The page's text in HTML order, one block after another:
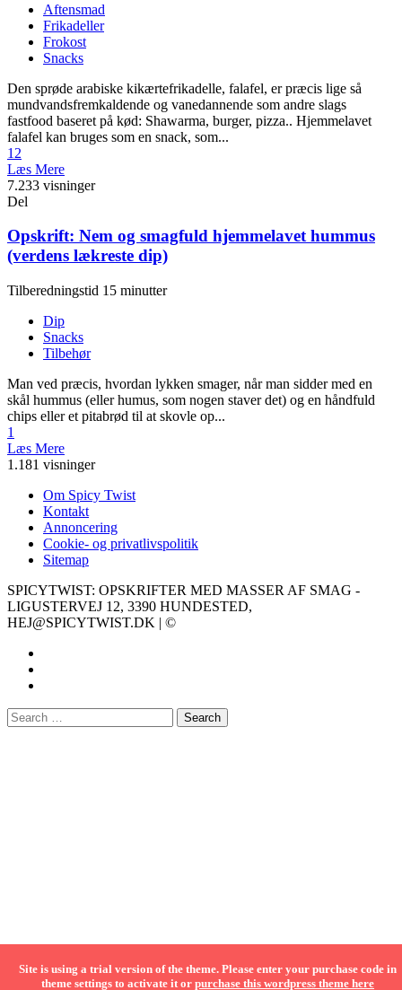
Aftensmad
Frikadeller
Frokost
Snacks
Den sprøde arabiske kikærtefrikadelle, falafel, er præcis lige så
mundvandsfremkaldende og vanedannende som andre slags
fastfood baseret på kød: Shawarma, burger, pizza.. Hjemmelavet
falafel kan bruges som en snack, som...
12
Læs Mere
7.233 visninger
Del
Opskrift: Nem og smagfuld hjemmelavet hummus
(verdens lækreste dip)
Tilberedningstid 15 minutter
Dip
Snacks
Tilbehør
Man ved præcis, hvordan lykken smager, når man sidder med en
skål hummus (eller humus, som nogen staver det) og en håndfuld
chips eller et pitabrød til at skovle op...
1
Læs Mere
1.181 visninger
Om Spicy Twist
Kontakt
Annoncering
Cookie- og privatlivspolitik
Sitemap
SPICYTWIST: OPSKRIFTER MED MASSER AF SMAG -
LIGUSTERVEJ 12, 3390 HUNDESTED,
HEJ@SPICYTWIST.DK | ©
Site is using a trial version of the theme. Please enter your purchase code in
theme settings to activate it or purchase this wordpress theme here